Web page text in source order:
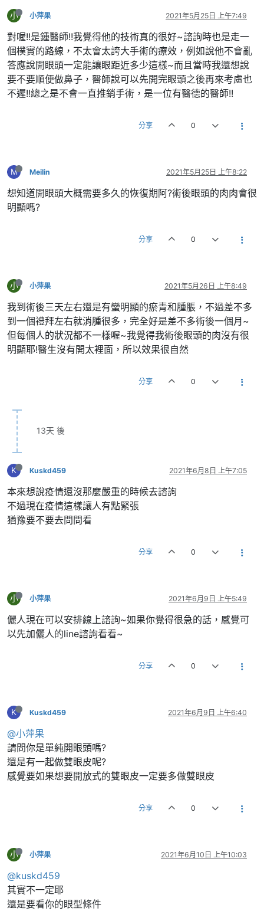
小 小萍果 2021年5月25日 上午7:49
對喔!!是鍾醫師!!我覺得他的技術真的很好~諮詢時也是走一
個樸實的路線，不太會太誇大手術的療效，例如說他不會亂
答應說開眼頭一定能讓眼距近多少這樣~而且當時我還想說
要不要順便做鼻子，醫師說可以先開完眼頭之後再來考慮也
不遲!!總之是不會一直推銷手術，是一位有醫德的醫師!!
分享 0
M Meilin 2021年5月25日 上午8:22
想知道開眼頭大概需要多久的恢復期阿?術後眼頭的肉肉會很
明顯嗎?
分享 0
小 小萍果 2021年5月26日 上午8:49
我到術後三天左右還是有蠻明顯的瘀青和腫脹，不過差不多
到一個禮拜左右就消腫很多，完全好是差不多術後一個月~
但每個人的狀況都不一樣喔~我覺得我術後眼頭的肉沒有很
明顯耶!醫生沒有開太裡面，所以效果很自然
分享 0
13天 後
K Kuskd459 2021年6月8日 上午7:05
本來想說疫情還沒那麼嚴重的時候去諮詢
不過現在疫情這樣讓人有點緊張
猶豫要不要去問問看
分享 0
小 小萍果 2021年6月9日 上午5:49
儷人現在可以安排線上諮詢~如果你覺得很急的話，感覺可
以先加儷人的line諮詢看看~
分享 0
K Kuskd459 2021年6月9日 上午6:40
@小萍果
請問你是單純開眼頭嗎?
還是有一起做雙眼皮呢?
感覺要如果想要開放式的雙眼皮一定要多做雙眼皮
分享 0
小 小萍果 2021年6月10日 上午10:03
@kuskd459
其實不一定耶
還是要看你的眼型條件